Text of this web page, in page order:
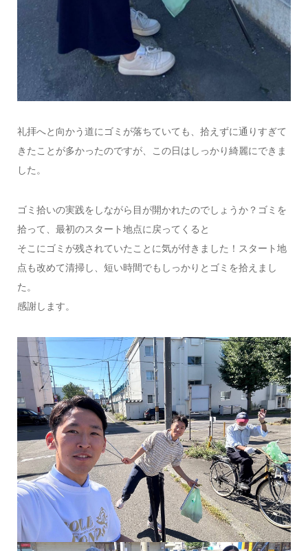
礼拝へと向かう道にゴミが落ちていても、拾えずに通りすぎて
きたことが多かったのですが、この日はしっかり綺麗にできま
した。
ゴミ拾いの実践をしながら目が開かれたのでしょうか？ゴミを
拾って、最初のスタート地点に戻ってくると
そこにゴミが残されていたことに気が付きました！スタート地
点も改めて清掃し、短い時間でもしっかりとゴミを拾えまし
た。
感謝します。